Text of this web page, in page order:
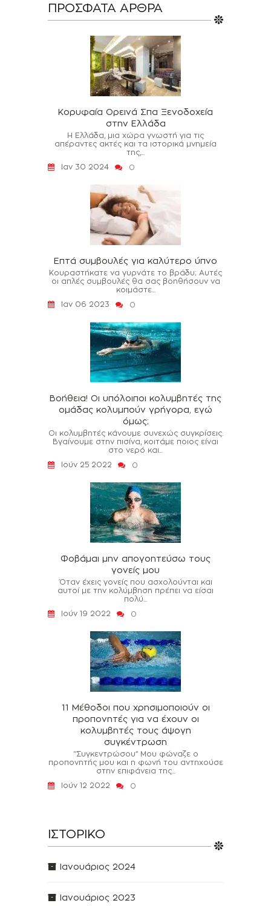
ΠΡΌΣΦΑΤΑ ΆΡΘΡΑ
Κορυφαία Ορεινά Σπα Ξενοδοχεία
στην Ελλάδα
Η Ελλάδα, μια χώρα γνωστή για τις
απέραντες ακτές και τα ιστορικά μνημεία
της,...
Ιαν 30 2024
0
Επτά συμβουλές για καλύτερο ύπνο
Κουραστήκατε να γυρνάτε το βράδυ; Αυτές
οι απλές συμβουλές θα σας βοηθήσουν να
κοιμάστε...
Ιαν 06 2023
0
Βοήθεια! Οι υπόλοιποι κολυμβητές της
ομάδας κολυμπούν γρήγορα, εγώ
όμως;
Οι κολυμβητές κάνουμε συνεχώς συγκρίσεις.
Βγαίνουμε στην πισίνα, κοιτάμε ποιος είναι
στο νερό και...
Ιούν 25 2022
0
Φοβάμαι μην απογοητεύσω τους
γονείς μου
Όταν έχεις γονείς που ασχολούνται και
αυτοί με την κολύμβηση πρέπει να είσαι
πολύ...
Ιούν 19 2022
0
11 Μέθοδοι που χρησιμοποιούν οι
προπονητές για να έχουν οι
κολυμβητές τους άψογη
συγκέντρωση
‘’Συγκεντρώσου’’ Μου φώναζε ο
προπονητής μου και η φωνή του αντηχούσε
στην επιφάνεια της...
Ιούν 12 2022
0
ΙΣΤΟΡΙΚΌ
Ιανουάριος 2024
Ιανουάριος 2023